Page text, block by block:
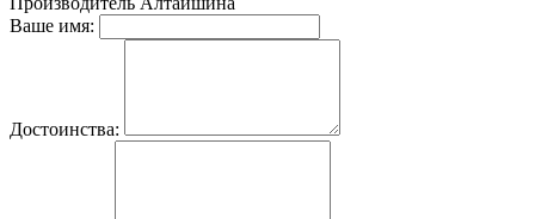
Ваше имя:
Достоинства: